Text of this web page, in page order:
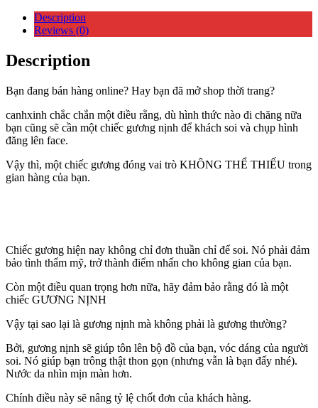
Description
Reviews (0)
Description
Bạn đang bán hàng online? Hay bạn đã mở shop thời trang?
canhxinh chắc chắn một điều rằng, dù hình thức nào đi chăng nữa
bạn cũng sẽ cần một chiếc gương nịnh để khách soi và chụp hình
đăng lên face.
Vậy thì, một chiếc gương đóng vai trò KHÔNG THỂ THIẾU trong
gian hàng của bạn.
Chiếc gương hiện nay không chỉ đơn thuần chỉ để soi. Nó phải đảm
bảo tình thẩm mỹ, trở thành điểm nhấn cho không gian của bạn.
Còn một điều quan trọng hơn nữa, hãy đảm bảo rằng đó là một
chiếc GƯƠNG NỊNH
Vậy tại sao lại là gương nịnh mà không phải là gương thường?
Bởi, gương nịnh sẽ giúp tôn lên bộ đồ của bạn, vóc dáng của người
soi. Nó giúp bạn trông thật thon gọn (nhưng vẫn là bạn đấy nhé).
Nước da nhìn mịn màn hơn.
Chính điều này sẽ nâng tỷ lệ chốt đơn của khách hàng.